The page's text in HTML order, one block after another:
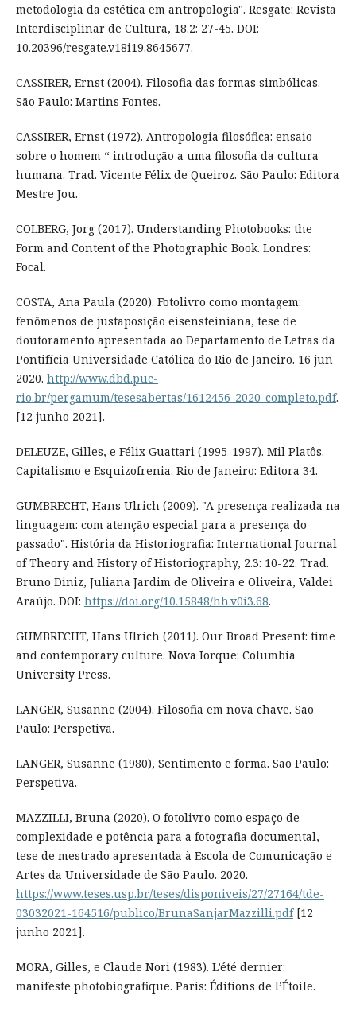
metodologia da estética em antropologia". Resgate: Revista
Interdisciplinar de Cultura, 18.2: 27-45. DOI:
10.20396/resgate.v18i19.8645677.
CASSIRER, Ernst (2004). Filosofia das formas simbólicas.
São Paulo: Martins Fontes.
CASSIRER, Ernst (1972). Antropologia filosófica: ensaio
sobre o homem “ introdução a uma filosofia da cultura
humana. Trad. Vicente Félix de Queiroz. São Paulo: Editora
Mestre Jou.
COLBERG, Jorg (2017). Understanding Photobooks: the
Form and Content of the Photographic Book. Londres:
Focal.
COSTA, Ana Paula (2020). Fotolivro como montagem:
fenômenos de justaposição eisensteiniana, tese de
doutoramento apresentada ao Departamento de Letras da
Pontifícia Universidade Católica do Rio de Janeiro. 16 jun
2020. http://www.dbd.puc-
rio.br/pergamum/tesesabertas/1612456_2020_completo.pdf.
[12 junho 2021].
DELEUZE, Gilles, e Félix Guattari (1995-1997). Mil Platôs.
Capitalismo e Esquizofrenia. Rio de Janeiro: Editora 34.
GUMBRECHT, Hans Ulrich (2009). "A presença realizada na
linguagem: com atenção especial para a presença do
passado". História da Historiografia: International Journal
of Theory and History of Historiography, 2.3: 10-22. Trad.
Bruno Diniz, Juliana Jardim de Oliveira e Oliveira, Valdei
Araújo. DOI: https://doi.org/10.15848/hh.v0i3.68.
GUMBRECHT, Hans Ulrich (2011). Our Broad Present: time
and contemporary culture. Nova Iorque: Columbia
University Press.
LANGER, Susanne (2004). Filosofia em nova chave. São
Paulo: Perspetiva.
LANGER, Susanne (1980), Sentimento e forma. São Paulo:
Perspetiva.
MAZZILLI, Bruna (2020). O fotolivro como espaço de
complexidade e potência para a fotografia documental,
tese de mestrado apresentada à Escola de Comunicação e
Artes da Universidade de São Paulo. 2020.
https://www.teses.usp.br/teses/disponiveis/27/27164/tde-
03032021-164516/publico/BrunaSanjarMazzilli.pdf[12
junho 2021].
MORA, Gilles, e Claude Nori (1983). L’été dernier:
manifeste photobiografique. Paris: Éditions de l’Étoile.